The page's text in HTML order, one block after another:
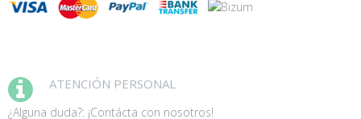
ATENCIÓN PERSONAL
¿Alguna duda?: ¡Contácta con nosotros!